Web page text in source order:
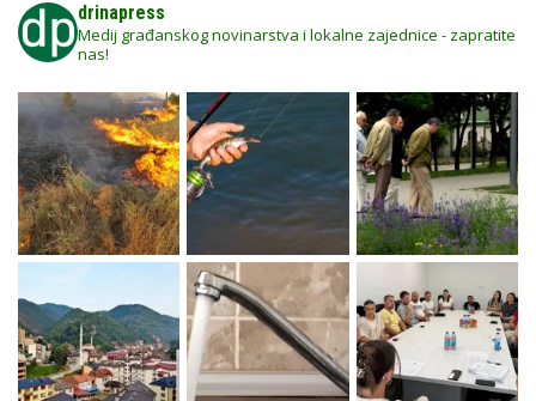
drinapress
Medij građanskog novinarstva i lokalne zajednice - zapratite
nas!